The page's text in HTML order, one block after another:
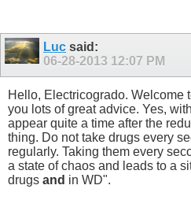
Luc said:
06-28-2013 12:07 PM
Hello, Electricogrado. Welcome
you lots of great advice. Yes,
appear quite a time after the
thing. Do not take drugs every
regularly. Taking them every
a state of chaos and leads to a
drugs and in WD".